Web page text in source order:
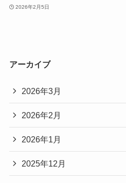
2026年2月5日
アーカイブ
2026年3月
2026年2月
2026年1月
2025年12月